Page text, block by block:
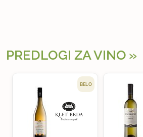
PREDLOGI ZA VINO
BELO